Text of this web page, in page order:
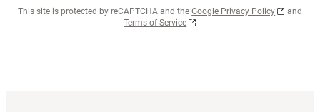
This site is protected by reCAPTCHA and the Google Privacy Policy
and
Terms of Service